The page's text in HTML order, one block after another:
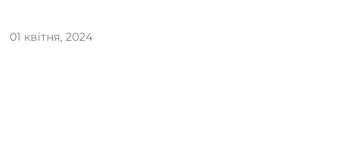
01 квітня, 2024